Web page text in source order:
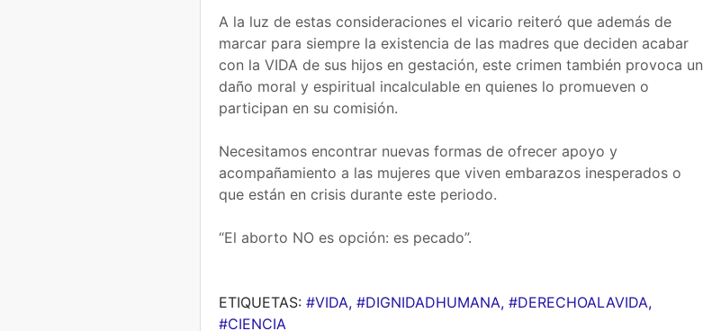
A la luz de estas consideraciones el vicario reiteró que además de
marcar para siempre la existencia de las madres que deciden acabar
con la VIDA de sus hijos en gestación, este crimen también provoca un
daño moral y espiritual incalculable en quienes lo promueven o
participan en su comisión.
Necesitamos encontrar nuevas formas de ofrecer apoyo y
acompañamiento a las mujeres que viven embarazos inesperados o
que están en crisis durante este periodo.
“El aborto NO es opción: es pecado”.
ETIQUETAS: #VIDA, #DIGNIDADHUMANA, #DERECHOALAVIDA,
#CIENCIA